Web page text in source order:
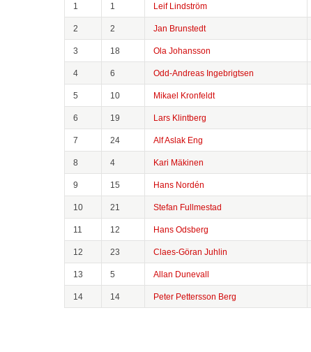
1 1 Leif Lindström
2 2 Jan Brunstedt
3 18 Ola Johansson
4 6 Odd-Andreas Ingebrigtsen
5 10 Mikael Kronfeldt
6 19 Lars Klintberg
7 24 Alf Aslak Eng
8 4 Kari Mäkinen
9 15 Hans Nordén
10 21 Stefan Fullmestad
11 12 Hans Odsberg
12 23 Claes-Göran Juhlin
13 5 Allan Dunevall
14 14 Peter Pettersson Berg